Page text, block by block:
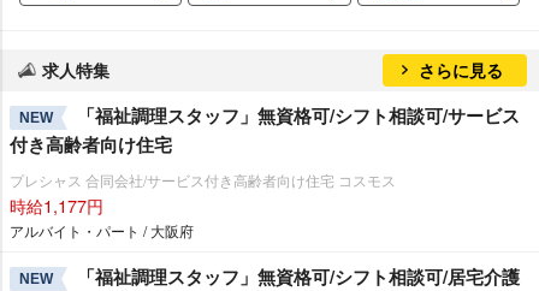
求人特集 さらに見る
NEW
「福祉調理スタッフ」無資格可/シフト相談可/サービス
付き高齢者向け住宅
プレシャス 合同会社/サービス付き高齢者向け住宅 コスモス
時給1,177円
アルバイト・パート / 大阪府
NEW
「福祉調理スタッフ」無資格可/シフト相談可/居宅介護